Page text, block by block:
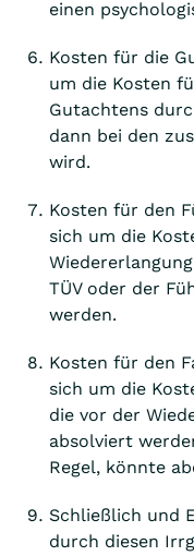
einen
Kosten für die
um die Kosten
Gutachtens
dann bei den
wird.
Kosten für den
sich um die
TÜV oder der
werden.
Kosten für den
sich um die
die vor der
absolviert
Regel, könnte
Schließlich und
durch diesen